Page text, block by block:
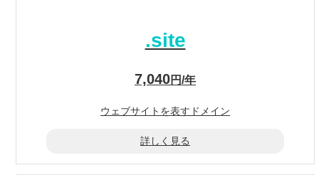
.site
7,040円/年
ウェブサイト を表すドメイン
詳しく見る